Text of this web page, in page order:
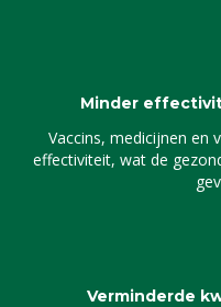
Minder
Vaccins, medicijnen en
effectiviteit, wat de
Verminderde